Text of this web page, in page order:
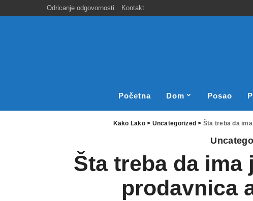
Odricanje odgovornosti Kontakt
Početna Dom Posao
Kako Lako> Uncategorized > Šta treba da
Šta treba da ima
prodavnica